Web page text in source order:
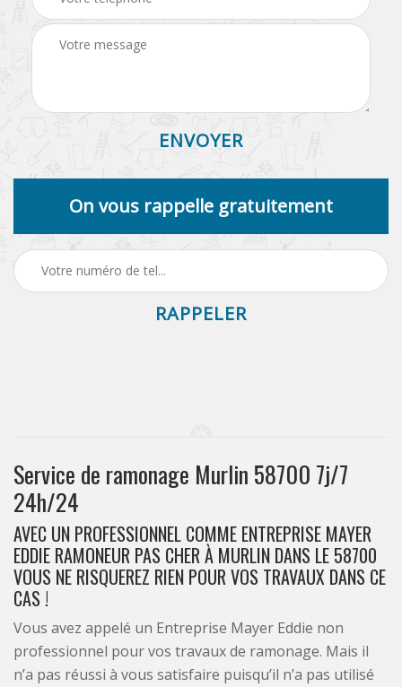
On vous rappelle gratuitement
Service de ramonage Murlin 58700 7j/7
24h/24
AVEC UN PROFESSIONNEL COMME ENTREPRISE MAYER
EDDIE RAMONEUR PAS CHER À MURLIN DANS LE 58700
VOUS NE RISQUEREZ RIEN POUR VOS TRAVAUX DANS CE
CAS !
Vous avez appelé un Entreprise Mayer Eddie non
professionnel pour vos travaux de ramonage. Mais il
n’a pas réussi à vous satisfaire puisqu’il n’a pas utilisé